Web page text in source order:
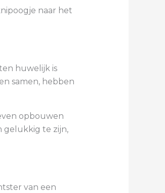
naar het
huwelijk is
samen, hebben
opbouwen
gelukkig te zijn,
van een